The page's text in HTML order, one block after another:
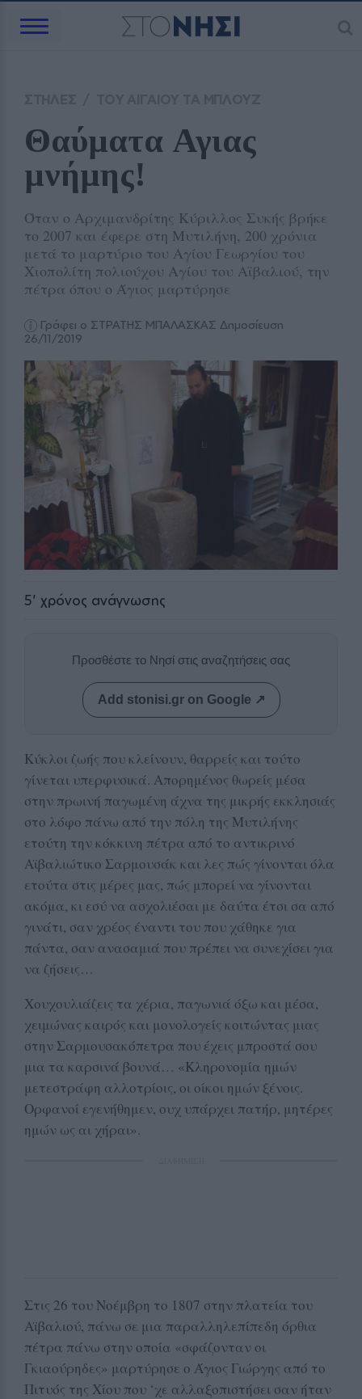
Θαύματα Αγιας
μνήμης!
Όταν ο Αρχιμανδρίτης Κύριλλος Συκής βρήκε
το 2007 και έφερε στη Μυτιλήνη, 200 χρόνια
μετά το μαρτύριο του Αγίου Γεωργίου του
Χιοπολίτη πολιούχου Αγίου του Αϊβαλιού, την
πέτρα όπου ο Άγιος μαρτύρησε
Γράφει ο ΣΤΡΑΤΗΣ ΜΠΑΛΑΣΚΑΣ Δημοσίευση
26/11/2019
5' χρόνος ανάγνωσης
Προσθέστε το Νησί στις αναζητήσεις σας
Add stonisi.gr on Google ↗
Κύκλοι ζωής που κλείνουν, θαρρείς και τούτο
γίνεται υπερφυσικά. Απορημένος θωρείς μέσα
στην πρωινή παγωμένη άχνα της μικρής εκκλησιάς
στο λόφο πάνω από την πόλη της Μυτιλήνης
ετούτη την κόκκινη πέτρα από το αντικρινό
Αϊβαλιώτικο Σαρμουσάκ και λες πώς γίνονται όλα
ετούτα στις μέρες μας, πώς μπορεί να γίνονται
ακόμα, κι εσύ να ασχολιέσαι με δαύτα έτσι σα από
γινάτι, σαν χρέος έναντι του που χάθηκε για
πάντα, σαν ανασαμιά που πρέπει να συνεχίσει για
να ζήσεις…
Χουχουλιάζεις τα χέρια, παγωνιά όξω και μέσα,
χειμώνας καιρός και μονολογείς κοιτώντας μιας
στην Σαρμουσακόπετρα που έχεις μπροστά σου
μια τα καρσινά βουνά… «Κληρονομία ημών
μετεστράφη αλλοτρίοις, οι οίκοι ημών ξένοις.
Ορφανοί εγενήθημεν, ουχ υπάρχει πατήρ, μητέρες
ημών ως αι χήραι».
Στις 26 του Νοέμβρη το 1807 στην πλατεία του
Αϊβαλιού, πάνω σε μια παραλληλεπίπεδη όρθια
πέτρα πάνω στην οποία «σφάζονταν οι
Γκιαούρηδες» μαρτύρησε ο Άγιος Γιώργης από το
Πιτυός της Χίου που ‘χε αλλαξοπιστήσει σαν ήταν